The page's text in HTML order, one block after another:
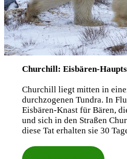
Churchill: Eisbären-
Churchill liegt mitten in
durchzogenen Tundra. In
Eisbären-Knast für Bären,
und sich in den Straßen
diese Tat erhalten sie 30